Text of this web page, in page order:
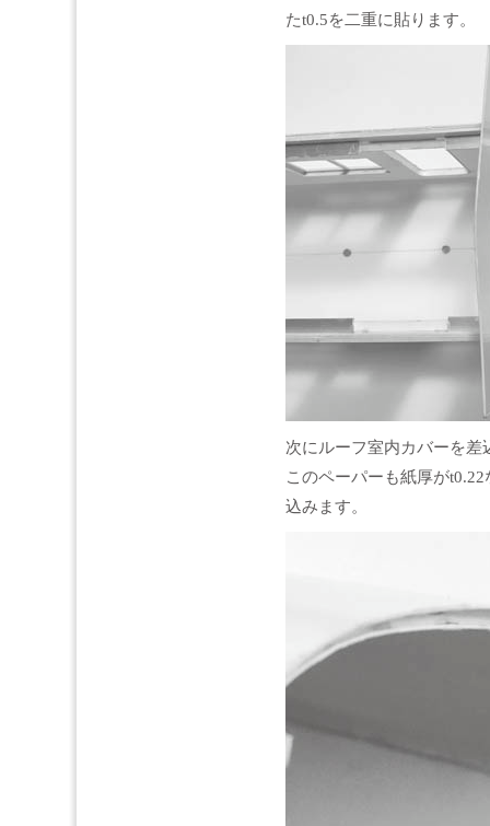
たt0.5を二重に貼ります。
次にルーフ室内カバーを差
このペーパーも紙厚が
込みます。